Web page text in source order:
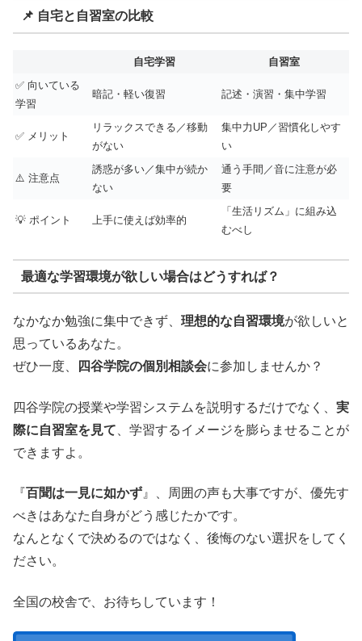
📌 自宅と自習室の比較
自宅学習
自習室
✅ 向いている
学習
暗記・軽い復習 記述・演習・集中学習
✅ メリット
リラックスできる／移動
がない
集中力UP／習慣化しやす
い
⚠️ 注意点
誘惑が多い／集中が続か
ない
通う手間／音に注意が必
要
💡 ポイント 上手に使えば効率的
「生活リズム」に組み込
むべし
最適な学習環境が欲しい場合はどうすれば？
なかなか勉強に集中できず、 理想的な自習環境が欲しいと
思っているあなた。
ぜひ一度、
四谷学院の個別相談会に参加しませんか？
四谷学院の授業や学習システムを説明するだけでなく、 実
際に自習室を見て 、学習するイメージを膨らませることが
できますよ。
『百聞は一見に如かず 』、周囲の声も大事ですが、優先す
べきはあなた自身がどう感じたかです。
なんとなくで決めるのではなく、後悔のない選択をしてく
ださい。
全国の校舎で、お待ちしています！